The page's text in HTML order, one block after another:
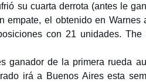
su cuarta derrota (antes le
empate, el obtenido en Warnes
con 21 unidades.
ganador de la primera rueda
irá a Buenos Aires esta